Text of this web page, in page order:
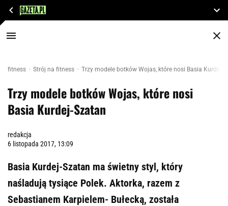
fitness Strój na fitness Trzy modele botków Wojas, które nosi Basia Kurdej-
Trzy modele botków Wojas, które nosi
Basia Kurdej-Szatan
redakcja
6 listopada 2017, 13:09
Basia Kurdej-Szatan ma świetny styl, który
naśladują tysiące Polek. Aktorka, razem z
Sebastianem Karpielem- Bułecką, została